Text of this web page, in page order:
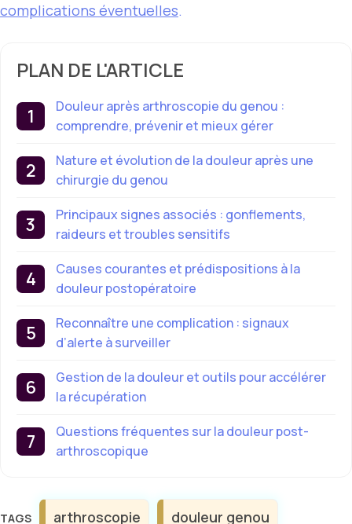
complications éventuelles.
PLAN DE L'ARTICLE
Douleur après arthroscopie du genou :
comprendre, prévenir et mieux gérer
Nature et évolution de la douleur après une
chirurgie du genou
Principaux signes associés : gonflements,
raideurs et troubles sensitifs
Causes courantes et prédispositions à la
douleur postopératoire
Reconnaître une complication : signaux
d’alerte à surveiller
Gestion de la douleur et outils pour accélérer
la récupération
Questions fréquentes sur la douleur post-
arthroscopique
Étiquettes
arthroscopie douleur genou